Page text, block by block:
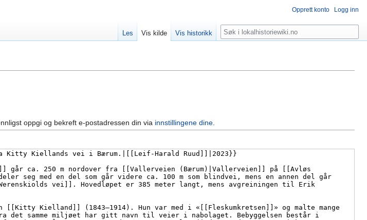
oppgi og bekreft e-postadressen din via innstillingene dine
Opprett konto Logg inn
Les Vis kilde Vis historikk Søk